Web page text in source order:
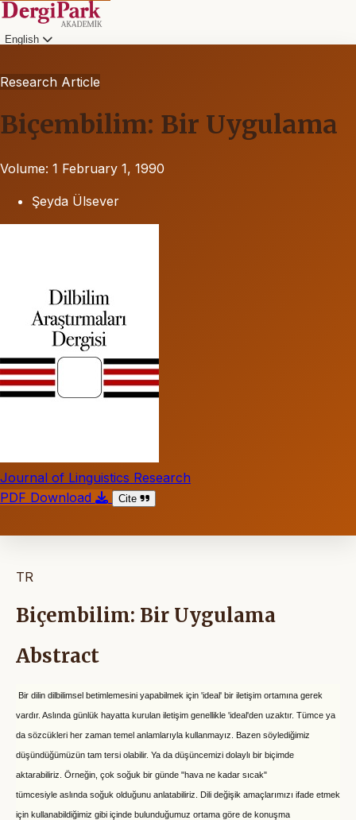
English
Research Article
Biçembilim: Bir Uygulama
Volume: 1 February 1, 1990
Şeyda Ülsever
Journal of Linguistics Research
PDF Download
Cite
TR
Biçembilim: Bir Uygulama
Abstract
Bir dilin dilbilimsel betimlemesini yapabilmek için 'ideal' bir iletişim ortamına gerek
vardır. Aslında günlük hayatta kurulan iletişim genellikle 'ideal'den uzaktır. Tümce ya
da sözcükleri her zaman temel anlamlarıyla kullanmayız. Bazen söylediğimiz
düşündüğümüzün tam tersi olabilir. Ya da düşüncemizi dolaylı bir biçimde
aktarabiliriz. Örneğin, çok soğuk bir günde "hava ne kadar sıcak"
tümcesiyle aslında soğuk olduğunu anlatabiliriz. Dili değişik amaçlarımızı ifade etmek
için kullanabildiğimiz gibi içinde bulunduğumuz ortama göre de konuşma